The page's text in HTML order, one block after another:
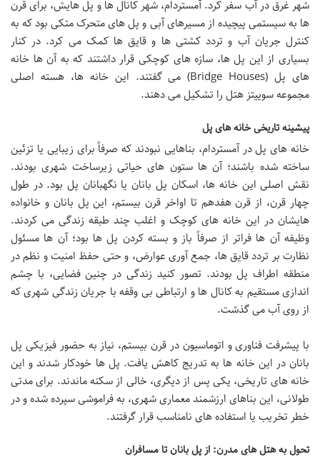
شهر غرق در آب سفر کرد. آمستردام، شهر کانال ها و پل هایش، برای قرن
ها به سیستمی پیچیده از مسیرهای آبی و پل های متحرک متکی بود که به
کنترل جریان آب و تردد کشتی ها و قایق ها کمک می کرد. در کنار
بسیاری از این پل ها، سازه های کوچکی قرار داشتند که به آن ها خانه
های پل (Bridge Houses) می گفتند. این خانه ها، هسته اصلی
مجموعه سوییتز هتل را تشکیل می دهند.
پیشینه تاریخی خانه های پل
خانه های پل در آمستردام، بناهایی نبودند که صرفاً برای زیبایی یا تزئین
ساخته شده باشند؛ آن ها ستون های حیاتی زیرساخت شهری بودند.
نقش اصلی این خانه ها، اسکان پل بانان یا نگهبانان پل بود. در طول
چهار قرن، از قرن هفدهم تا اواخر قرن بیستم، این پل بانان و خانواده
هایشان در این خانه های کوچک و اغلب چند طبقه زندگی می کردند.
وظیفه آن ها فراتر از صرفاً باز و بسته کردن پل ها بود؛ آن ها مسئول
نظارت بر تردد قایق ها، جمع آوری عوارض، و حتی حفظ امنیت و نظم در
منطقه اطراف پل بودند. تصور کنید زندگی در چنین فضایی، با چشم
اندازی مستقیم به کانال ها و ارتباطی بی وقفه با جریان زندگی شهری که
از روی آب می گذشت.
با پیشرفت فناوری و اتوماسیون در قرن بیستم، نیاز به حضور فیزیکی پل
بانان در این خانه ها به تدریج کاهش یافت. پل ها خودکار شدند و این
خانه های تاریخی، یکی پس از دیگری، خالی از سکنه ماندند. برای مدتی
طولانی، این بناهای ارزشمند معماری شهری، به فراموشی سپرده شده و در
خطر تخریب یا استفاده های نامناسب قرار گرفتند.
تحول به هتل های مدرن: از پل بانان تا مسافران